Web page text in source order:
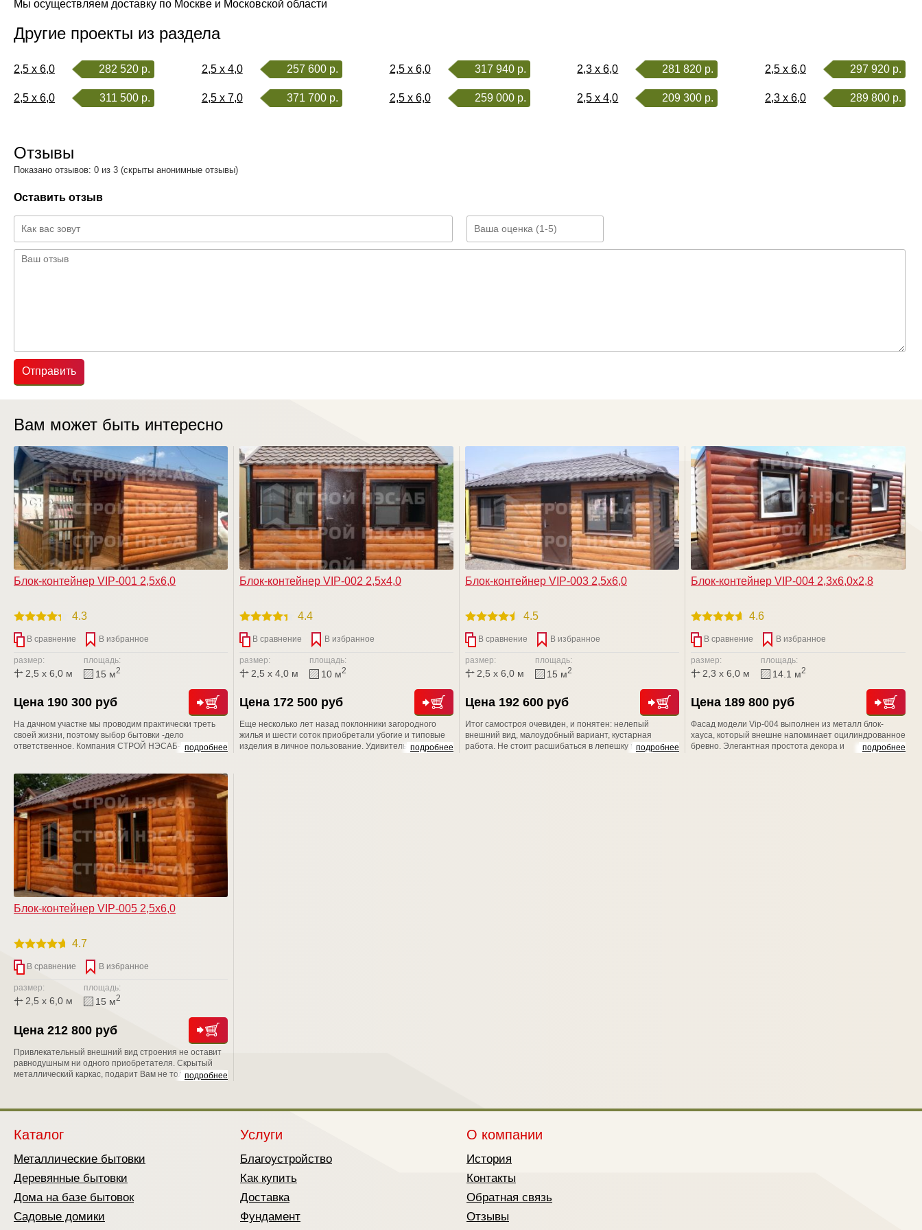
Мы осуществляем доставку по Москве и Московской области
Другие проекты из раздела
2,5 x 6,0 282 520 р. 2,5 x 4,0 257 600 р. 2,5 x 6,0 317 940 р. 2,3 x 6,0 281 820 р. 2,5 x 6,0 297 920 р.
2,5 x 6,0 311 500 р. 2,5 x 7,0 371 700 р. 2,5 x 6,0 259 000 р. 2,5 x 4,0 209 300 р. 2,3 x 6,0 289 800 р.
Отзывы
Показано отзывов: 0 из 3 (скрыты анонимные отзывы)
Оставить отзыв
Отправить
Вам может быть интересно
Блок-контейнер VIP-001 2,5х6,0
4.3
В сравнение В избранное
размер:
2,5 x 6,0 м
площадь:
15 м2
Цена 190 300 руб
подробнее
На дачном участке мы проводим практически треть
своей жизни, поэтому выбор бытовки -дело
ответственное. Компания СТРОЙ НЭСАБ-н дарит
площадку, рассмотрите БЫТОВКИ поближе, уверяем
Вас, что Вы не останетесь равнодушными
Блок-контейнер VIP-002 2,5х4,0
4.4
В сравнение В избранное
размер:
2,5 x 4,0 м
площадь:
10 м2
Цена 172 500 руб
подробнее
Еще несколько лет назад поклонники загородного
жилья и шести соток приобретали убогие и типовые
изделия в личное пользование. Удивительно, но,
Блок-контейнер VIP-003 2,5х6,0
4.5
В сравнение В избранное
размер:
2,5 x 6,0 м
площадь:
15 м2
Цена 192 600 руб
подробнее
Итог самостроя очевиден, и понятен: нелепый
внешний вид, малоудобный вариант, кустарная
работа. Не стоит расшибаться в лепешку и класть
Блок-контейнер VIP-004 2,3х6,0х2,8
4.6
В сравнение В избранное
размер:
2,3 x 6,0 м
площадь:
14.1 м2
Цена 189 800 руб
подробнее
Фасад модели Vip-004 выполнен из металл блок-
хауса, который внешне напоминает оцилиндрованное
бревно. Элегантная простота декора и
Блок-контейнер VIP-005 2,5х6,0
4.7
В сравнение В избранное
размер:
2,5 x 6,0 м
площадь:
15 м2
Цена 212 800 руб
подробнее
Привлекательный внешний вид строения не оставит
равнодушным ни одного приобретателя. Скрытый
металлический каркас, подарит Вам не только
круглогодичное проживание в нем;
Каталог
Металлические бытовки
Деревянные бытовки
Дома на базе бытовок
Садовые домики
Услуги
Благоустройство
Как купить
Доставка
Фундамент
О компании
История
Контакты
Обратная связь
Отзывы